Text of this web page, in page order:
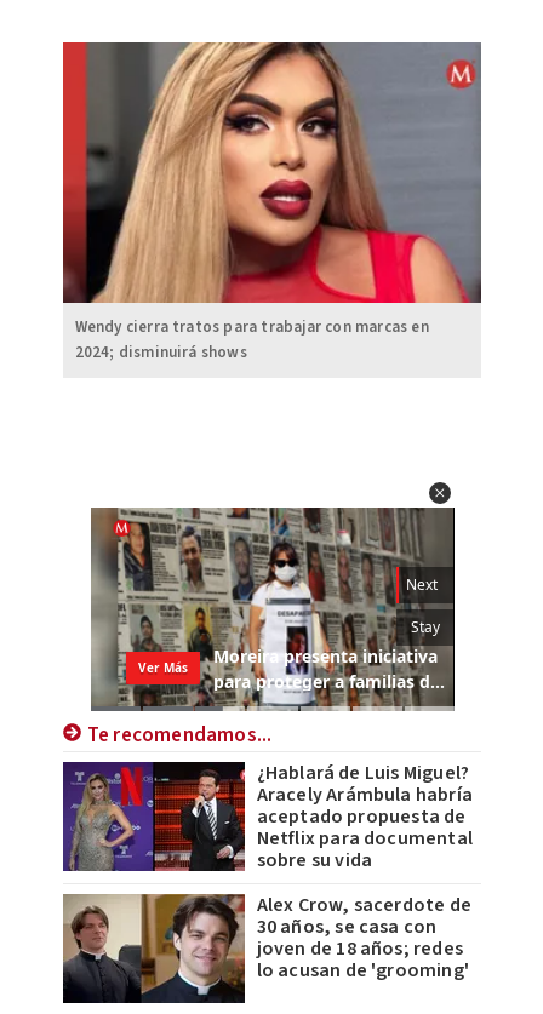
Wendy cierra tratos para trabajar con marcas en
2024; disminuirá shows
Te recomendamos...
¿Hablará de Luis Miguel?
Aracely Arámbula habría
aceptado propuesta de
Netflix para documental
sobre su vida
Alex Crow, sacerdote de
30 años, se casa con
joven de 18 años; redes
lo acusan de 'grooming'